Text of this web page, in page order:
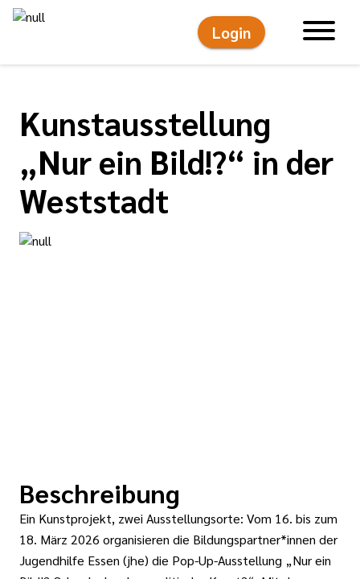
Login
Kunstausstellung
„Nur ein Bild!?“ in der
Weststadt
Beschreibung
Ein Kunstprojekt, zwei Ausstellungsorte: Vom 16. bis zum
18. März 2026 organisieren die Bildungspartner*innen der
Jugendhilfe Essen (jhe) die Pop-Up-Ausstellung „Nur ein